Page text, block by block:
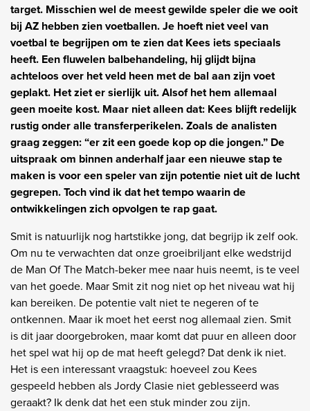
target. Misschien wel de meest gewilde speler die we ooit
bij AZ hebben zien voetballen. Je hoeft niet veel van
voetbal te begrijpen om te zien dat Kees iets speciaals
heeft. Een fluwelen balbehandeling, hij glijdt bijna
achteloos over het veld heen met de bal aan zijn voet
geplakt. Het ziet er sierlijk uit. Alsof het hem allemaal
geen moeite kost. Maar niet alleen dat: Kees blijft redelijk
rustig onder alle transferperikelen. Zoals de analisten
graag zeggen: “er zit een goede kop op die jongen.” De
uitspraak om binnen anderhalf jaar een nieuwe stap te
maken is voor een speler van zijn potentie niet uit de lucht
gegrepen. Toch vind ik dat het tempo waarin de
ontwikkelingen zich opvolgen te rap gaat.
Smit is natuurlijk nog hartstikke jong, dat begrijp ik zelf ook.
Om nu te verwachten dat onze groeibriljant elke wedstrijd
de Man Of The Match-beker mee naar huis neemt, is te veel
van het goede. Maar Smit zit nog niet op het niveau wat hij
kan bereiken. De potentie valt niet te negeren of te
ontkennen. Maar ik moet het eerst nog allemaal zien. Smit
is dit jaar doorgebroken, maar komt dat puur en alleen door
het spel wat hij op de mat heeft gelegd? Dat denk ik niet.
Het is een interessant vraagstuk: hoeveel zou Kees
gespeeld hebben als Jordy Clasie niet geblesseerd was
geraakt? Ik denk dat het een stuk minder zou zijn.